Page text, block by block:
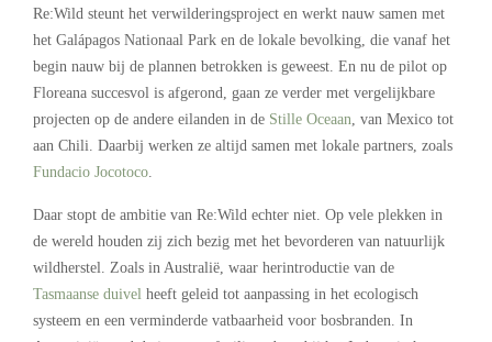
Re:Wild steunt het verwilderingsproject en werkt nauw samen met
het Galápagos Nationaal Park en de lokale bevolking, die vanaf het
begin nauw bij de plannen betrokken is geweest. En nu de pilot op
Floreana succesvol is afgerond, gaan ze verder met vergelijkbare
projecten op de andere eilanden in de Stille Oceaan, van Mexico tot
aan Chili. Daarbij werken ze altijd samen met lokale partners, zoals
Fundacio Jocotoco.
Daar stopt de ambitie van Re:Wild echter niet. Op vele plekken in
de wereld houden zij zich bezig met het bevorderen van natuurlijk
wildherstel. Zoals in Australië, waar herintroductie van de
Tasmaanse duivel heeft geleid tot aanpassing in het ecologisch
systeem en een verminderde vatbaarheid voor bosbranden. In